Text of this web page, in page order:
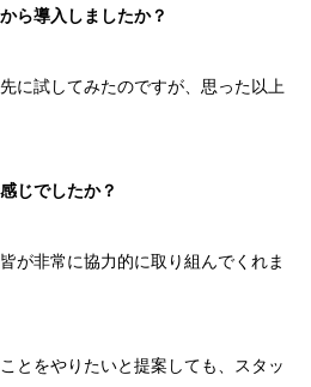
ら導入しましたか？
に試してみたのですが、思った以上
じでしたか？
が非常に協力的に取り組んでくれま
とをやりたいと提案しても、スタッ